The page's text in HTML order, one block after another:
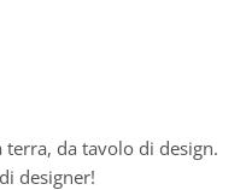
da tavolo di design.
designer!